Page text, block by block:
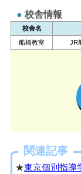
校舎情報
校舎名
船橋教室
JR
関連記事
★東京個別指導